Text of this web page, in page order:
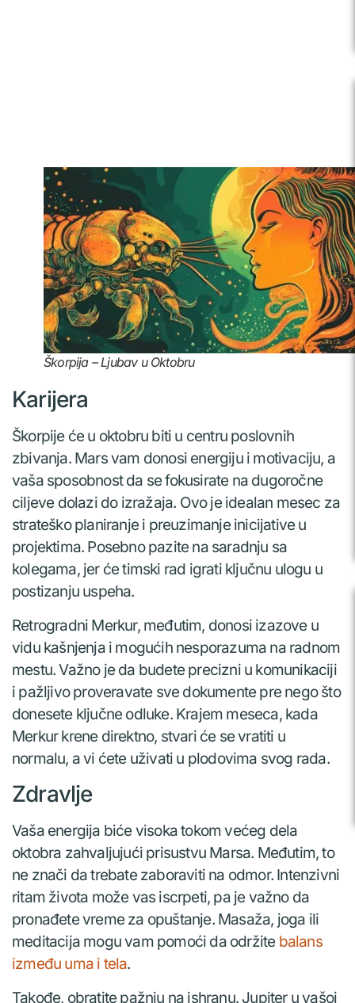
Škorpija – Ljubav u Oktobru
Karijera
Škorpije će u oktobru biti u centru poslovnih
zbivanja. Mars vam donosi energiju i motivaciju, a
vaša sposobnost da se fokusirate na dugoročne
ciljeve dolazi do izražaja. Ovo je idealan mesec za
strateško planiranje i preuzimanje inicijative u
projektima. Posebno pazite na saradnju sa
kolegama, jer će timski rad igrati ključnu ulogu u
postizanju uspeha.
Retrogradni Merkur, međutim, donosi izazove u
vidu kašnjenja i mogućih nesporazuma na radnom
mestu. Važno je da budete precizni u komunikaciji
i pažljivo proveravate sve dokumente pre nego što
donesete ključne odluke. Krajem meseca, kada
Merkur krene direktno, stvari će se vratiti u
normalu, a vi ćete uživati u plodovima svog rada.
Zdravlje
Vaša energija biće visoka tokom većeg dela
oktobra zahvaljujući prisustvu Marsa. Međutim, to
ne znači da trebate zaboraviti na odmor. Intenzivni
ritam života može vas iscrpeti, pa je važno da
pronađete vreme za opuštanje. Masaža, joga ili
meditacija mogu vam pomoći da održite balans
između uma i tela.
Takođe, obratite pažnju na ishranu. Jupiter u vašoj